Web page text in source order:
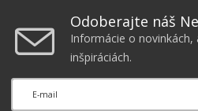
Odoberajte náš
Informácie o novinkách,
inšpiráciách.